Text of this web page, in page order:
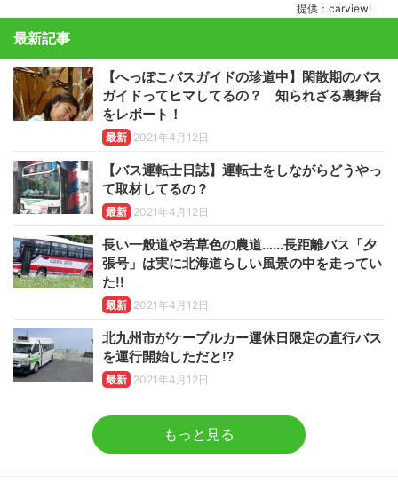
提供：carview!
最新記事
【へっぽこバスガイドの珍道中】閑散期のバス
ガイドってヒマしてるの？ 知られざる裏舞台
をレポート！
最新 2021年4月12日
【バス運転士日誌】運転士をしながらどうやっ
て取材してるの？
最新 2021年4月12日
長い一般道や若草色の農道……長距離バス「夕
張号」は実に北海道らしい風景の中を走ってい
た!!
最新 2021年4月12日
北九州市がケーブルカー運休日限定の直行バス
を運行開始しただと!?
最新 2021年4月12日
もっと見る